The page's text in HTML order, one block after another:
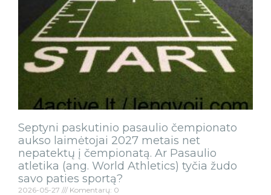
Septyni paskutinio pasaulio čempionato
aukso laimėtojai 2027 metais net
nepatektų į čempionatą. Ar Pasaulio
atletika (ang. World Athletics) tyčia žudo
savo paties sportą?
2026-05-27 Komentarų: 0